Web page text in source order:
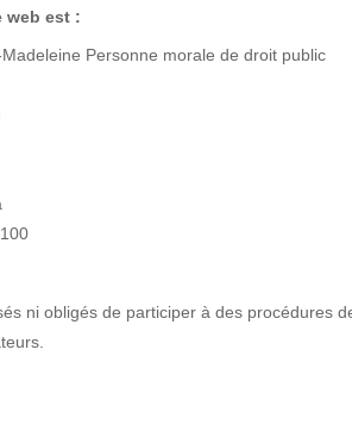
web est :
Personne morale de droit public
ni obligés de participer à des procédures